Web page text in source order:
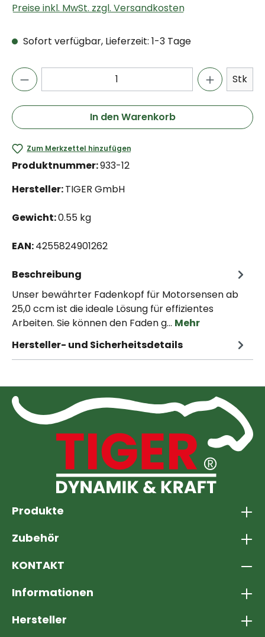
Preise inkl. MwSt. zzgl. Versandkosten
Sofort verfügbar, Lieferzeit: 1-3 Tage
Stk
In den Warenkorb
Zum Merkzettel hinzufügen
Produktnummer:933-12
Hersteller:TIGER GmbH
Gewicht:0.55 kg
EAN:4255824901262
Beschreibung
Unser bewährter Fadenkopf für Motorsensen ab
25,0 ccm ist die ideale Lösung für effizientes
Arbeiten. Sie können den Faden g… Mehr
Hersteller- und Sicherheitsdetails
Produkte
Zubehör
KONTAKT
Informationen
Hersteller